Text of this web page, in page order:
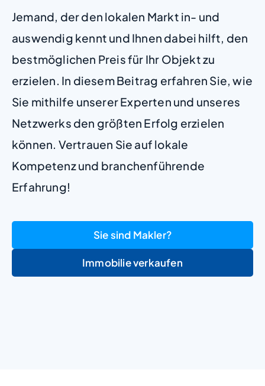
Jemand, der den lokalen Markt in- und
auswendig kennt und Ihnen dabei hilft, den
bestmöglichen Preis für Ihr Objekt zu
erzielen. In diesem Beitrag erfahren Sie, wie
Sie mithilfe unserer Experten und unseres
Netzwerks den größten Erfolg erzielen
können. Vertrauen Sie auf lokale
Kompetenz und branchenführende
Erfahrung!
Sie sind Makler?
Immobilie verkaufen